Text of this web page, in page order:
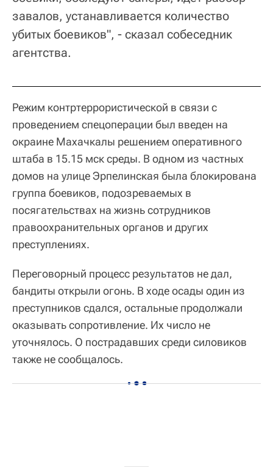
завалов, устанавливается количество
убитых боевиков", - сказал собеседник
агентства.
Режим контртеррористической в связи с
проведением спецоперации был введен на
окраине Махачкалы решением оперативного
штаба в 15.15 мск среды. В одном из частных
домов на улице Эрпелинская была блокирована
группа боевиков, подозреваемых в
посягательствах на жизнь сотрудников
правоохранительных органов и других
преступлениях.
Переговорный процесс результатов не дал,
бандиты открыли огонь. В ходе осады один из
преступников сдался, остальные продолжали
оказывать сопротивление. Их число не
уточнялось. О пострадавших среди силовиков
также не сообщалось.